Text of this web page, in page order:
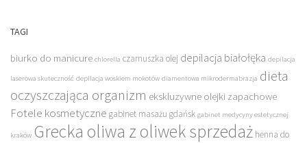
TAGI
biurko do manicure chlorella czarnuszka olej depilacja białołęka depilacja
laserowa skuteczność depilacja woskiem mokotów diamentowa mikrodermabrazja dieta
oczyszczająca organizm ekskluzywne olejki zapachowe
Fotele kosmetyczne gabinet masażu gdańsk gabinet medycyny estetycznej
kraków Grecka oliwa z oliwek sprzedaż henna do